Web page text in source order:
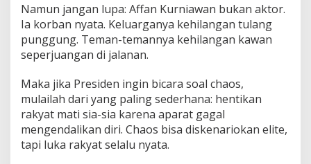
Namun jangan lupa: Affan Kurniawan bukan aktor.
Ia korban nyata. Keluarganya kehilangan tulang
punggung. Teman-temannya kehilangan kawan
seperjuangan di jalanan.
Maka jika Presiden ingin bicara soal chaos,
mulailah dari yang paling sederhana: hentikan
rakyat mati sia-sia karena aparat gagal
mengendalikan diri. Chaos bisa diskenariokan elite,
tapi luka rakyat selalu nyata.